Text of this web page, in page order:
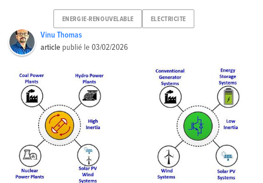
ENERGIE-RENOUVELABLE ELECTRICITE
Vinu Thomas
article publié le03/02/2026